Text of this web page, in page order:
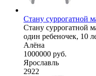
Стану суррогатной
Стану суррогатной
один ребеночек, 10
Алёна
1000000 руб.
Ярославль
2922